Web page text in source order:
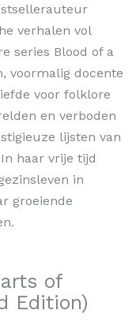
verhalen vol
series Blood of a
voormalig docente
voor folklore
en verboden
lijsten van
In haar vrije tijd
in
groeiende
of
Edition)